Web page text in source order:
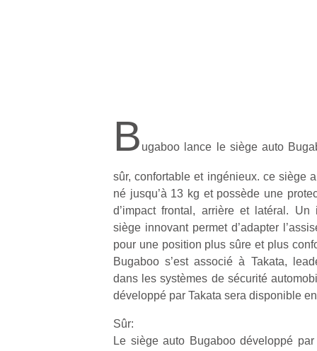
B ugaboo lance le siège auto
sûr, confortable et ingénieux. ce siège
né jusqu’à 13 kg et possède une
d’impact frontal, arrière et latéral.
siège innovant permet d’adapter
pour une position plus sûre et plus
Bugaboo s’est associé à Takata,
dans les systèmes de sécurité
développé par Takata sera disponible
Sûr:
Le siège auto Bugaboo développé